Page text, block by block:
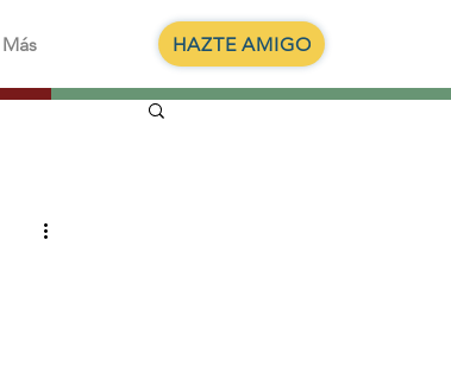
Más HAZTE AMIGO